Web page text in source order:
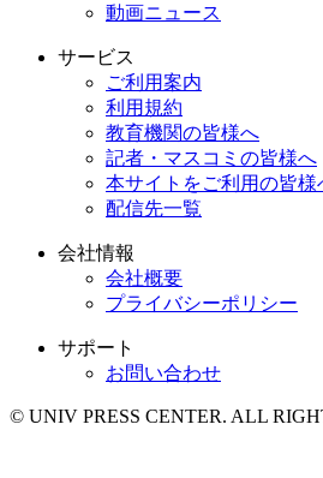
動画ニュース
サービス
ご利用案内
利用規約
教育機関の皆様へ
記者・マスコミの皆様へ
本サイトをご利用の皆様
配信先一覧
会社情報
会社概要
プライバシーポリシー
サポート
お問い合わせ
© UNIV PRESS CENTER. ALL